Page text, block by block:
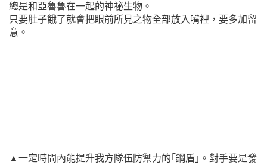
總是和亞魯魯在一起的神祕生物。
只要肚子餓了就會把眼前所見之物全部放入嘴裡，要多加留
意。
▲一定時間內能提升我方隊伍防禦力的｢鋼盾｣。對手要是發